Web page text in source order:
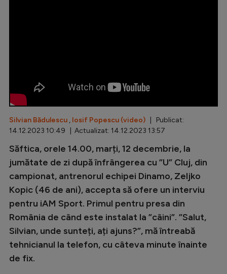
Clasamente
Europa League
Conference League
CM 2026
Premier League
LaLiga
Silvian Bădulescu , Iosif Popescu (video) | Publicat:
14.12.2023 10:49 | Actualizat: 14.12.2023 13:57
Săftica, orele 14.00, marți, 12 decembrie, la
jumătate de zi după înfrângerea cu ”U” Cluj, din
campionat, antrenorul echipei Dinamo, Zeljko
Kopic (46 de ani), accepta să ofere un interviu
pentru iAM Sport. Primul pentru presa din
România de când este instalat la ”câini”. ”Salut,
Silvian, unde sunteți, ați ajuns?”, mă întreabă
tehnicianul la telefon, cu câteva minute înainte
de fix.